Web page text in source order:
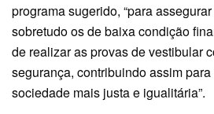
programa sugerido, “para
sobretudo os de baixa condição
de realizar as provas de vestibular
segurança, contribuindo assim
sociedade mais justa e igualitária”.